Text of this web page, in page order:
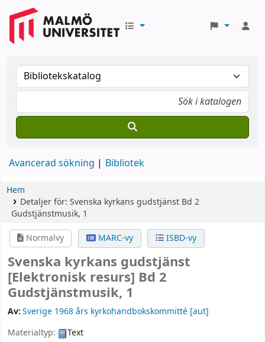
Avancerad sökning Bibliotek
Hem
Detaljer för: Svenska kyrkans gudstjänst Bd 2
Gudstjänstmusik, 1
Normalvy
MARC-vy ISBD-vy
Svenska kyrkans gudstjänst
[Elektronisk resurs] Bd 2
Gudstjänstmusik, 1
Av:Sverige 1968 års kyrkohandbokskommitté [aut]
Materialtyp:
Text